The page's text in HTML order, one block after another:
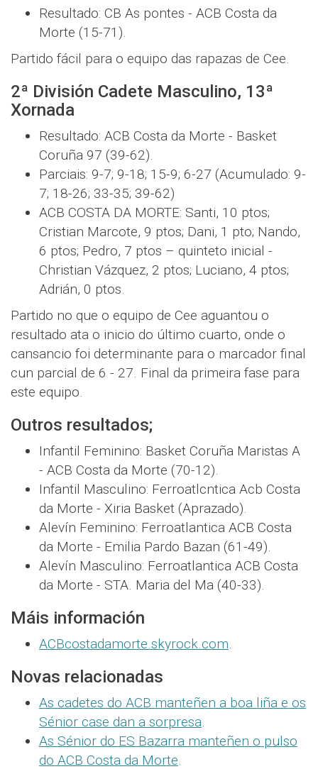
Resultado: CB As pontes - ACB Costa da
Morte (15-71).
Partido fácil para o equipo das rapazas de Cee.
2ª División Cadete Masculino, 13ª
Xornada
Resultado: ACB Costa da Morte - Basket
Coruña 97 (39-62).
Parciais: 9-7; 9-18; 15-9; 6-27 (Acumulado: 9-
7; 18-26; 33-35; 39-62)
ACB COSTA DA MORTE: Santi, 10 ptos;
Cristian Marcote, 9 ptos; Dani, 1 pto; Nando,
6 ptos; Pedro, 7 ptos – quinteto inicial -
Christian Vázquez, 2 ptos; Luciano, 4 ptos;
Adrián, 0 ptos.
Partido no que o equipo de Cee aguantou o
resultado ata o inicio do último cuarto, onde o
cansancio foi determinante para o marcador final
cun parcial de 6 - 27. Final da primeira fase para
este equipo.
Outros resultados;
Infantil Feminino: Basket Coruña Maristas A
- ACB Costa da Morte (70-12).
Infantil Masculino: Ferroatlсntica Acb Costa
da Morte - Xiria Basket (Aprazado).
Alevín Feminino: Ferroatlantica ACB Costa
da Morte - Emilia Pardo Bazan (61-49).
Alevín Masculino: Ferroatlantica ACB Costa
da Morte - STA. Maria del Ma (40-33).
Máis información
ACBcostadamorte.skyrock.com
Novas relacionadas
As cadetes do ACB manteñen a boa liña e os
Sénior case dan a sorpresa
As Sénior do ES Bazarra manteñen o pulso
do ACB Costa da Morte